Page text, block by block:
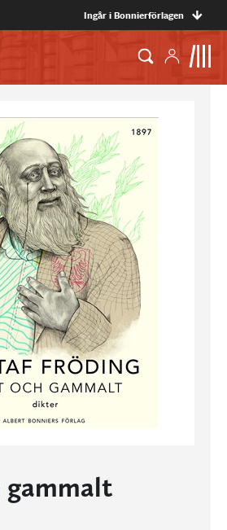
Ingår i Bonnierförlagen